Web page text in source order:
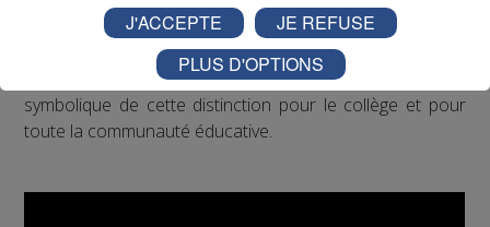
Au micro de Radio Mont Blanc, Laurent Combaz est
revenu sur la genèse du projet, l’implication des élèves et
des équipes pédagogiques, ainsi que sur la portée
symbolique de cette distinction pour le collège et pour
toute la communauté éducative.
J'ACCEPTE
JE REFUSE
PLUS D'OPTIONS